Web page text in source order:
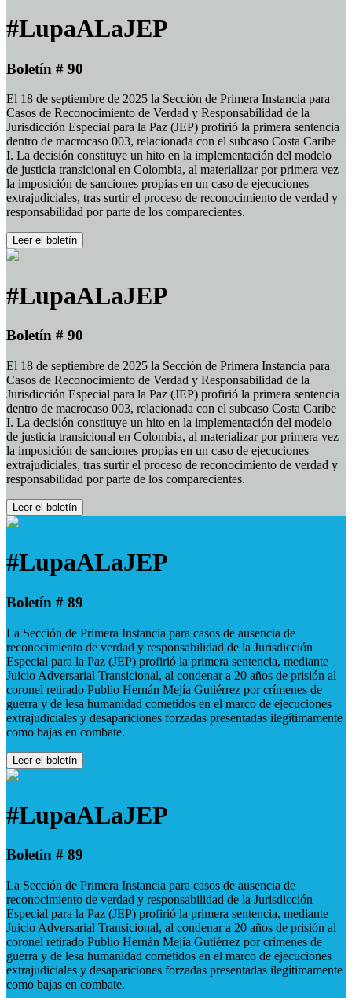
#LupaALaJEP
Boletín # 90
El 18 de septiembre de 2025 la Sección de Primera Instancia para
Casos de Reconocimiento de Verdad y Responsabilidad de la
Jurisdicción Especial para la Paz (JEP) profirió la primera sentencia
dentro de macrocaso 003, relacionada con el subcaso Costa Caribe
I. La decisión constituye un hito en la implementación del modelo
de justicia transicional en Colombia, al materializar por primera vez
la imposición de sanciones propias en un caso de ejecuciones
extrajudiciales, tras surtir el proceso de reconocimiento de verdad y
responsabilidad por parte de los comparecientes.
Leer el boletín
#LupaALaJEP
Boletín # 90
El 18 de septiembre de 2025 la Sección de Primera Instancia para
Casos de Reconocimiento de Verdad y Responsabilidad de la
Jurisdicción Especial para la Paz (JEP) profirió la primera sentencia
dentro de macrocaso 003, relacionada con el subcaso Costa Caribe
I. La decisión constituye un hito en la implementación del modelo
de justicia transicional en Colombia, al materializar por primera vez
la imposición de sanciones propias en un caso de ejecuciones
extrajudiciales, tras surtir el proceso de reconocimiento de verdad y
responsabilidad por parte de los comparecientes.
Leer el boletín
#LupaALaJEP
Boletín # 89
La Sección de Primera Instancia para casos de ausencia de
reconocimiento de verdad y responsabilidad de la Jurisdicción
Especial para la Paz (JEP) profirió la primera sentencia, mediante
Juicio Adversarial Transicional, al condenar a 20 años de prisión al
coronel retirado Publio Hernán Mejía Gutiérrez por crímenes de
guerra y de lesa humanidad cometidos en el marco de ejecuciones
extrajudiciales y desapariciones forzadas presentadas ilegítimamente
como bajas en combate.
Leer el boletín
#LupaALaJEP
Boletín # 89
La Sección de Primera Instancia para casos de ausencia de
reconocimiento de verdad y responsabilidad de la Jurisdicción
Especial para la Paz (JEP) profirió la primera sentencia, mediante
Juicio Adversarial Transicional, al condenar a 20 años de prisión al
coronel retirado Publio Hernán Mejía Gutiérrez por crímenes de
guerra y de lesa humanidad cometidos en el marco de ejecuciones
extrajudiciales y desapariciones forzadas presentadas ilegítimamente
como bajas en combate.